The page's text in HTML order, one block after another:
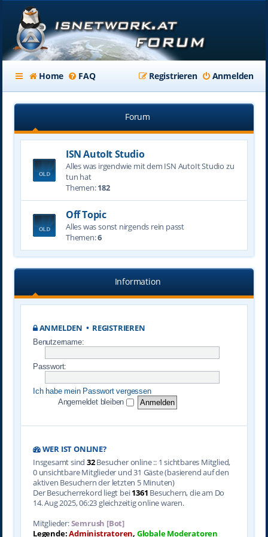
Home FAQ Anmelden
Registrieren
Forum
ISN AutoIt Studio
Alles was irgendwie mit dem ISN AutoIt Studio zu
tun hat
Themen:182
Off Topic
Alles was sonst nirgends rein passt
Themen:6
Information
ANMELDEN • REGISTRIEREN
Benutzername:
Passwort:
Ich habe mein Passwort vergessen
Angemeldet bleiben
WER IST ONLINE?
Insgesamt sind 32Besucher online :: 1 sichtbares Mitglied,
0 unsichtbare Mitglieder und 31 Gäste (basierend auf den
aktiven Besuchern der letzten 5 Minuten)
Der Besucherrekord liegt bei1361 Besuchern, die am Do
14. Aug 2025, 06:23 gleichzeitig online waren.
Mitglieder:Semrush [Bot]
Legende:Administratoren, Globale Moderatoren